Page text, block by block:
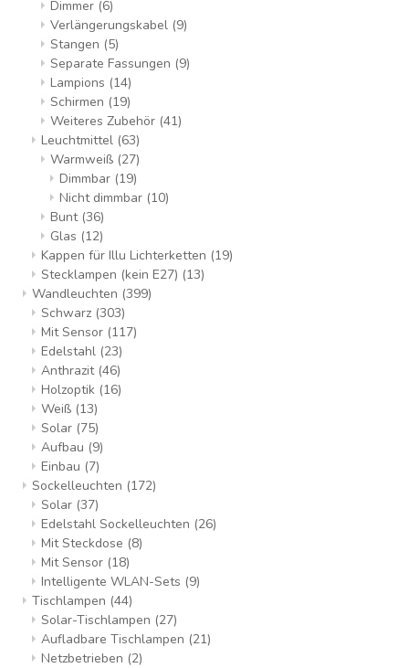
Dimmer (6)
Verlängerungskabel (9)
Stangen (5)
Separate Fassungen (9)
Lampions (14)
Schirmen (19)
Weiteres Zubehör (41)
Leuchtmittel (63)
Warmweiß (27)
Dimmbar (19)
Nicht dimmbar (10)
Bunt (36)
Glas (12)
Kappen für Illu Lichterketten (19)
Stecklampen (kein E27) (13)
Wandleuchten (399)
Schwarz (303)
Mit Sensor (117)
Edelstahl (23)
Anthrazit (46)
Holzoptik (16)
Weiß (13)
Solar (75)
Aufbau (9)
Einbau (7)
Sockelleuchten (172)
Solar (37)
Edelstahl Sockelleuchten (26)
Mit Steckdose (8)
Mit Sensor (18)
Intelligente WLAN-Sets (9)
Tischlampen (44)
Solar-Tischlampen (27)
Aufladbare Tischlampen (21)
Netzbetrieben (2)